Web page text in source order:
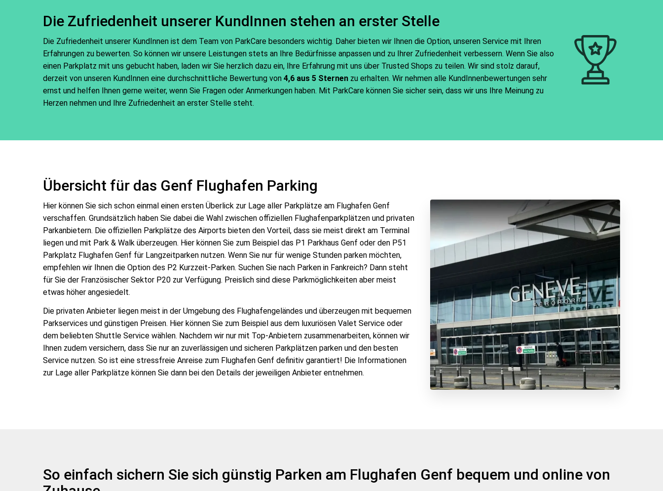
Die Zufriedenheit unserer KundInnen stehen an erster Stelle
Die Zufriedenheit unserer KundInnen ist dem Team von ParkCare besonders wichtig. Daher bieten wir Ihnen die Option, unseren Service mit Ihren
Erfahrungen zu bewerten. So können wir unsere Leistungen stets an Ihre Bedürfnisse anpassen und zu Ihrer Zufriedenheit verbessern. Wenn Sie also
einen Parkplatz mit uns gebucht haben, laden wir Sie herzlich dazu ein, Ihre Erfahrung mit uns über Trusted Shops zu teilen. Wir sind stolz darauf,
derzeit von unseren KundInnen eine durchschnittliche Bewertung von 4,6 aus 5 Sternen zu erhalten. Wir nehmen alle KundInnenbewertungen sehr
ernst und helfen Ihnen gerne weiter, wenn Sie Fragen oder Anmerkungen haben. Mit ParkCare können Sie sicher sein, dass wir uns Ihre Meinung zu
Herzen nehmen und Ihre Zufriedenheit an erster Stelle steht.
Übersicht für das Genf Flughafen Parking
Hier können Sie sich schon einmal einen ersten Überlick zur Lage aller Parkplätze am Flughafen Genf
verschaffen. Grundsätzlich haben Sie dabei die Wahl zwischen offiziellen Flughafenparkplätzen und privaten
Parkanbietern. Die offiziellen Parkplätze des Airports bieten den Vorteil, dass sie meist direkt am Terminal
liegen und mit Park & Walk überzeugen. Hier können Sie zum Beispiel das P1 Parkhaus Genf oder den P51
Parkplatz Flughafen Genf für Langzeitparken nutzen. Wenn Sie nur für wenige Stunden parken möchten,
empfehlen wir Ihnen die Option des P2 Kurzzeit-Parken. Suchen Sie nach Parken in Fankreich? Dann steht
für Sie der Französischer Sektor P20 zur Verfügung. Preislich sind diese Parkmöglichkeiten aber meist
etwas höher angesiedelt.
Die privaten Anbieter liegen meist in der Umgebung des Flughafengeländes und überzeugen mit bequemen
Parkservices und günstigen Preisen. Hier können Sie zum Beispiel aus dem luxuriösen Valet Service oder
dem beliebten Shuttle Service wählen. Nachdem wir nur mit Top-Anbietern zusammenarbeiten, können wir
Ihnen zudem versichern, dass Sie nur an zuverlässigen und sicheren Parkplätzen parken und den besten
Service nutzen. So ist eine stressfreie Anreise zum Flughafen Genf definitiv garantiert! Die Informationen
zur Lage aller Parkplätze können Sie dann bei den Details der jeweiligen Anbieter entnehmen.
So einfach sichern Sie sich günstig Parken am Flughafen Genf bequem und online von